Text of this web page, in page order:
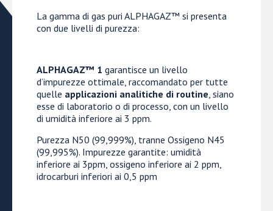
La gamma di gas puri ALPHAGAZ™ si presenta
con due livelli di purezza:
ALPHAGAZ™ 1 garantisce un livello
d’impurezze ottimale, raccomandato per tutte
quelle applicazioni analitiche di routine, siano
esse di laboratorio o di processo, con un livello
di umidità inferiore ai 3 ppm.
Purezza N50 (99,999%), tranne Ossigeno N45
(99,995%). Impurezze garantite: umidità
inferiore ai 3ppm, ossigeno inferiore ai 2 ppm,
idrocarburi inferiori ai 0,5 ppm